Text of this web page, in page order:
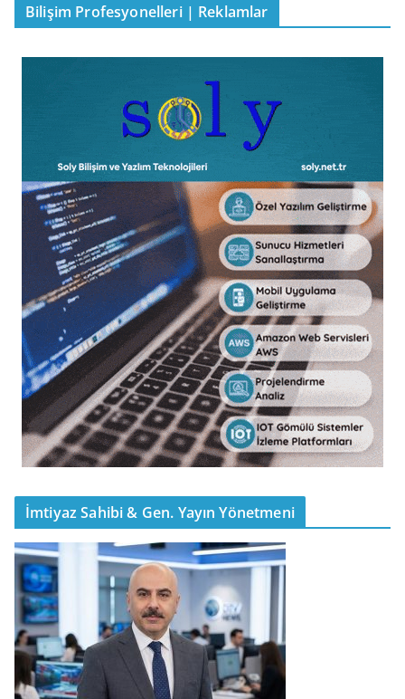
Bilişim Profesyonelleri | Reklamlar
İmtiyaz Sahibi & Gen. Yayın Yönetmeni